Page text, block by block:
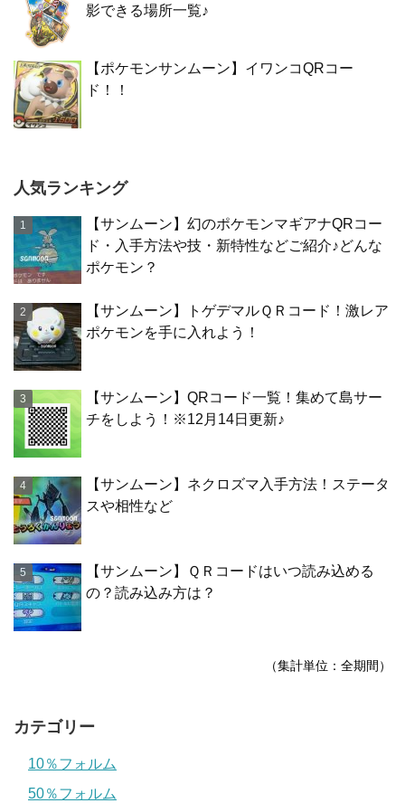
影できる場所一覧♪
【ポケモンサンムーン】イワンコQRコー
ド！！
人気ランキング
【サンムーン】幻のポケモンマギアナQRコー
ド・入手方法や技・新特性などご紹介♪どんな
ポケモン？
【サンムーン】トゲデマルＱＲコード！激レア
ポケモンを手に入れよう！
【サンムーン】QRコード一覧！集めて島サー
チをしよう！※12月14日更新♪
【サンムーン】ネクロズマ入手方法！ステータ
スや相性など
【サンムーン】ＱＲコードはいつ読み込める
の？読み込み方は？
（集計単位：全期間）
カテゴリー
10％フォルム
50％フォルム